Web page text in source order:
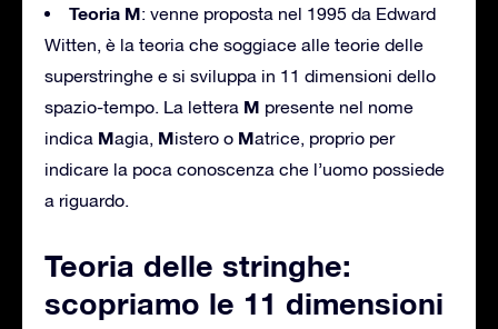
Teoria M: venne proposta nel 1995 da Edward
Witten, è la teoria che soggiace alle teorie delle
superstringhe e si sviluppa in 11 dimensioni dello
spazio-tempo. La lettera M presente nel nome
indica Magia, Mistero o Matrice, proprio per
indicare la poca conoscenza che l’uomo possiede
a riguardo.
Teoria delle stringhe:
scopriamo le 11 dimensioni